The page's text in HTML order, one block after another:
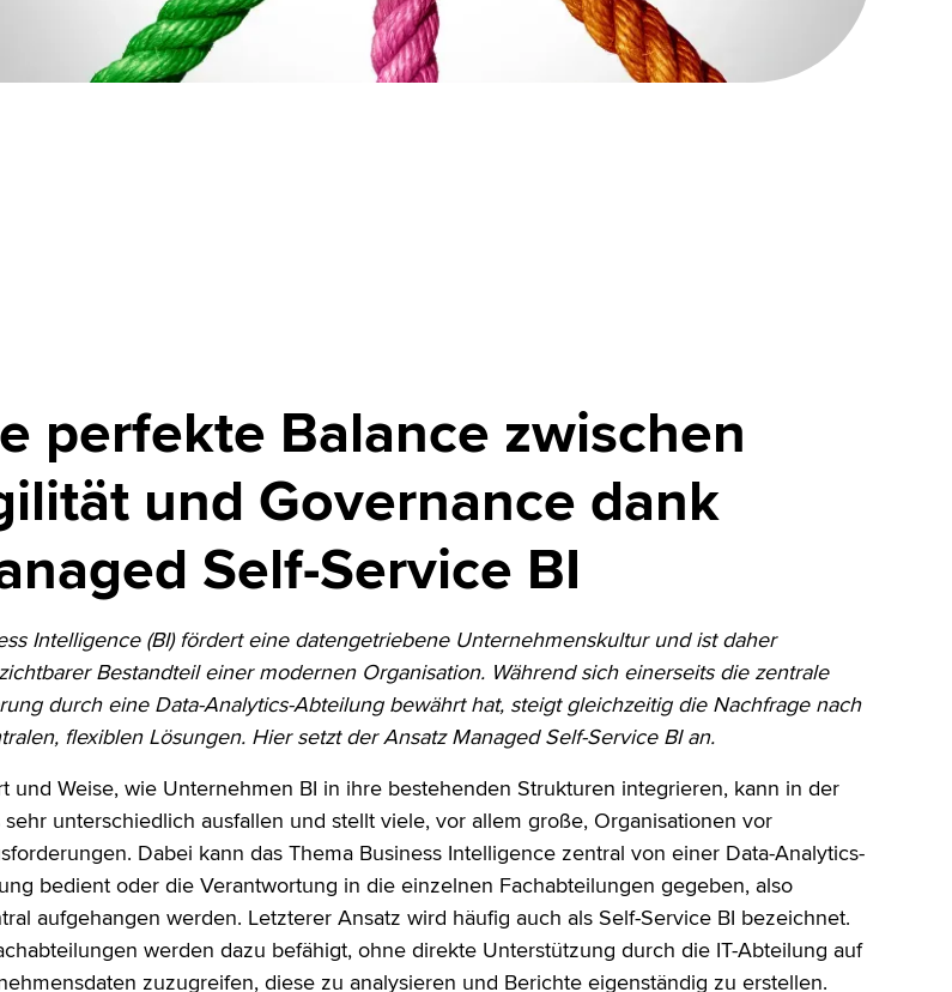
perfekte Balance zwischen
und Governance dank
Self-Service BI
Intelligence (BI) fördert eine datengetriebene Unternehmenskultur und ist daher
Bestandteil einer modernen Organisation. Während sich einerseits die zentrale
durch eine Data-Analytics-Abteilung bewährt hat, steigt gleichzeitig die Nachfrage nach
flexiblen Lösungen. Hier setzt der Ansatz Managed Self-Service BI an.
und Weise, wie Unternehmen BI in ihre bestehenden Strukturen integrieren, kann in der
sehr unterschiedlich ausfallen und stellt viele, vor allem große, Organisationen vor
Dabei kann das Thema Business Intelligence zentral von einer Data-Analytics-
bedient oder die Verantwortung in die einzelnen Fachabteilungen gegeben, also
aufgehangen werden. Letzterer Ansatz wird häufig auch als Self-Service BI bezeichnet.
werden dazu befähigt, ohne direkte Unterstützung durch die IT-Abteilung auf
zuzugreifen, diese zu analysieren und Berichte eigenständig zu erstellen.